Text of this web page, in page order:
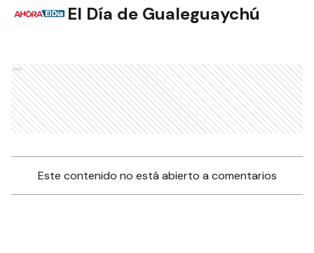
El Día de Gualeguaychú
Ads
Este contenido no está abierto a comentarios